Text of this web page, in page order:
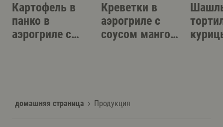
Картофель в
панко в
аэрогриле с
Креветки в
аэрогриле с
соусом манго-
домашняя страница Продукция